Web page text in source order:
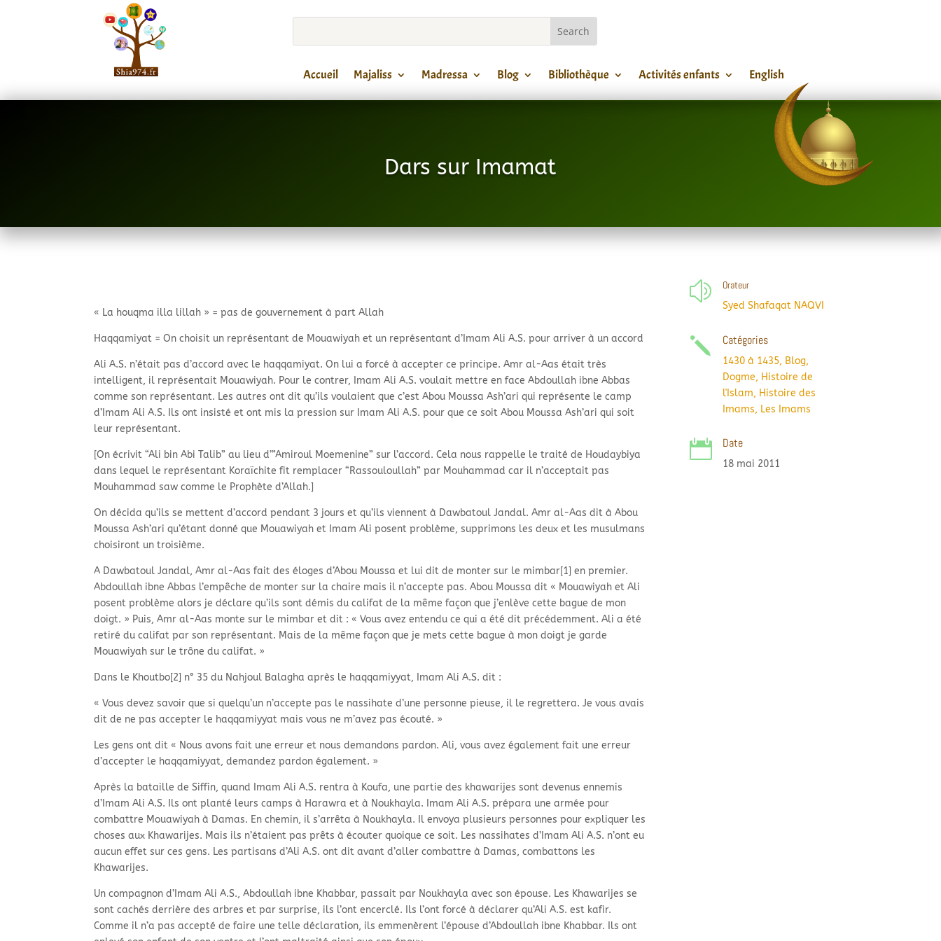
Accueil Majaliss Madressa Blog Bibliothèque Activités enfants English
Dars sur Imamat
« La houqma illa lillah » = pas de gouvernement à part Allah
Haqqamiyat = On choisit un représentant de Mouawiyah et un représentant d’Imam Ali A.S. pour arriver à un accord
Ali A.S. n’était pas d’accord avec le haqqamiyat. On lui a forcé à accepter ce principe. Amr al-Aas était très
intelligent, il représentait Mouawiyah. Pour le contrer, Imam Ali A.S. voulait mettre en face Abdoullah ibne Abbas
comme son représentant. Les autres ont dit qu’ils voulaient que c’est Abou Moussa Ash’ari qui représente le camp
d’Imam Ali A.S. Ils ont insisté et ont mis la pression sur Imam Ali A.S. pour que ce soit Abou Moussa Ash’ari qui soit
leur représentant.
[On écrivit “Ali bin Abi Talib” au lieu d’”Amiroul Moemenine” sur l’accord. Cela nous rappelle le traité de Houdaybiya
dans lequel le représentant Koraïchite fit remplacer “Rassouloullah” par Mouhammad car il n’acceptait pas
Mouhammad saw comme le Prophète d’Allah.]
On décida qu’ils se mettent d’accord pendant 3 jours et qu’ils viennent à Dawbatoul Jandal. Amr al-Aas dit à Abou
Moussa Ash’ari qu’étant donné que Mouawiyah et Imam Ali posent problème, supprimons les deux et les musulmans
choisiront un troisième.
A Dawbatoul Jandal, Amr al-Aas fait des éloges d’Abou Moussa et lui dit de monter sur le mimbar[1] en premier.
Abdoullah ibne Abbas l’empêche de monter sur la chaire mais il n’accepte pas. Abou Moussa dit « Mouawiyah et Ali
posent problème alors je déclare qu’ils sont démis du califat de la même façon que j’enlève cette bague de mon
doigt. » Puis, Amr al-Aas monte sur le mimbar et dit : « Vous avez entendu ce qui a été dit précédemment. Ali a été
retiré du califat par son représentant. Mais de la même façon que je mets cette bague à mon doigt je garde
Mouawiyah sur le trône du califat. »
Dans le Khoutbo[2] n° 35 du Nahjoul Balagha après le haqqamiyyat, Imam Ali A.S. dit :
« Vous devez savoir que si quelqu’un n’accepte pas le nassihate d’une personne pieuse, il le regrettera. Je vous avais
dit de ne pas accepter le haqqamiyyat mais vous ne m’avez pas écouté. »
Les gens ont dit « Nous avons fait une erreur et nous demandons pardon. Ali, vous avez également fait une erreur
d’accepter le haqqamiyyat, demandez pardon également. »
Après la bataille de Siffin, quand Imam Ali A.S. rentra à Koufa, une partie des khawarijes sont devenus ennemis
d’Imam Ali A.S. Ils ont planté leurs camps à Harawra et à Noukhayla. Imam Ali A.S. prépara une armée pour
combattre Mouawiyah à Damas. En chemin, il s’arrêta à Noukhayla. Il envoya plusieurs personnes pour expliquer les
choses aux Khawarijes. Mais ils n’étaient pas prêts à écouter quoique ce soit. Les nassihates d’Imam Ali A.S. n’ont eu
aucun effet sur ces gens. Les partisans d’Ali A.S. ont dit avant d’aller combattre à Damas, combattons les
Khawarijes.
Un compagnon d’Imam Ali A.S., Abdoullah ibne Khabbar, passait par Noukhayla avec son épouse. Les Khawarijes se
sont cachés derrière des arbres et par surprise, ils l’ont encerclé. Ils l’ont forcé à déclarer qu’Ali A.S. est kafir.
Comme il n’a pas accepté de faire une telle déclaration, ils emmenèrent l’épouse d’Abdoullah ibne Khabbar. Ils ont
z Orateur
Syed Shafaqat NAQVI
j Catégories
1430 à 1435, Blog,
Dogme, Histoire de
l'Islam, Histoire des
Imams, Les Imams
 Date
18 mai 2011